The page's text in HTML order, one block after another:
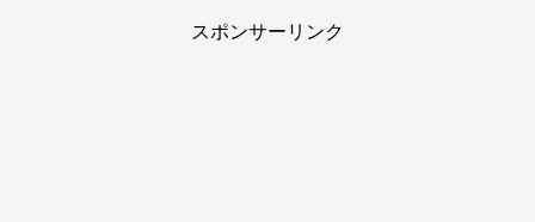
スポンサーリンク